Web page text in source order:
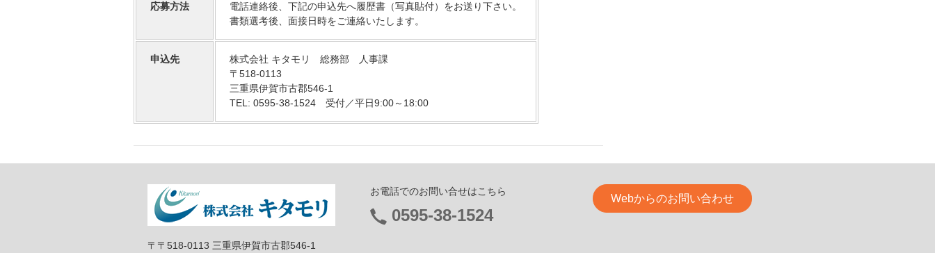
応募方法
電話連絡後、下記の申込先へ履歴書（写真貼付）をお送り下さい。
書類選考後、面接日時をご連絡いたします。
申込先
株式会社 キタモリ 総務部 人事課
〒518-0113
三重県伊賀市古郡546-1
TEL: 0595-38-1524 受付／平日9:00～18:00
〒〒518-0113 三重県伊賀市古郡546-1
お電話でのお問い合せはこちら
電
0595-38-1524
Webからのお問い合わせ